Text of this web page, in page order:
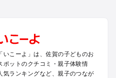
ト
こーよ」は、佐賀の子どものお
ポットのクチコミ・親子体験情
気ランキングなど、親子のつなが